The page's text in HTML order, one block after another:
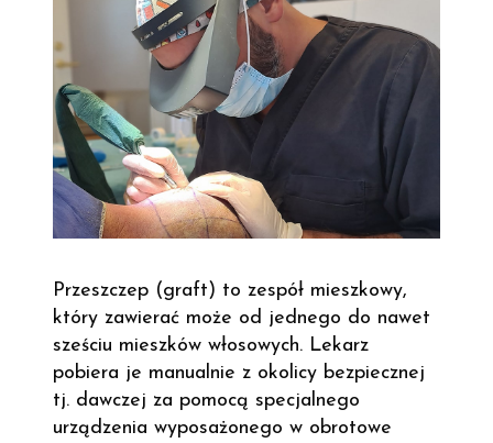
Przeszczep (graft) to zespół mieszkowy,
który zawierać może od jednego do nawet
sześciu mieszków włosowych. Lekarz
pobiera je manualnie z okolicy bezpiecznej
tj. dawczej za pomocą specjalnego
urządzenia wyposażonego w obrotowe